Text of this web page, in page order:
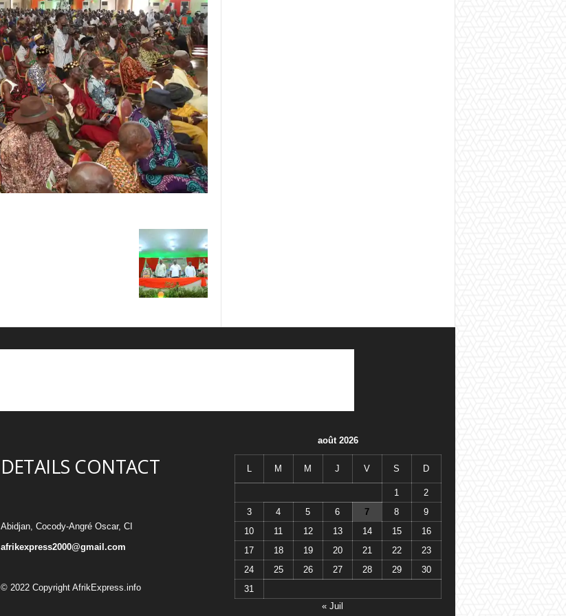
DETAILS CONTACT
Abidjan, Cocody-Angré Oscar, CI
afrikexpress2000@gmail.com
© 2022 Copyright AfrikExpress.info
août 2026
L M M J V S D
1
2
3
4 5 6 7 8
9
10
11 12 13 14 15
16
17
18 19 20 21 22
23
24
25 26 27 28 29
30
31
« Juil